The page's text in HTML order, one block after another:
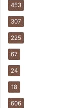
453
307
225
67
24
18
606